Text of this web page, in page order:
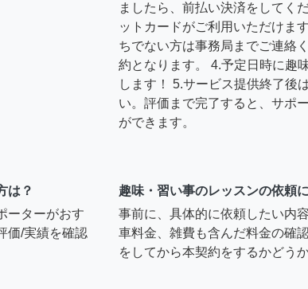
ましたら、前払い決済をしてく
ットカードがご利用いただけま
ちでない方は事務局までご連絡
約となります。 4.予定日時に趣
します！ 5.サービス提供終了後
い。評価まで完了すると、サポ
ができます。
は？
ーターがおす
価/実績を確認
趣味・習い事のレッスンの依頼
事前に、具体的に依頼したい内
車料金、雑費も含んだ料金の確
をしてから本契約をするかどう